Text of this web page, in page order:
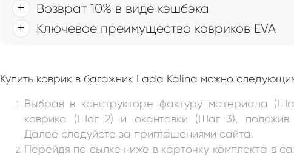
Возврат 10% в виде кэшбэка
Ключевое преимущество ковриков EVA
Купить коврик в багажник Lada Kalina можно
Выбрав в конструкторе фактуру материала
коврика (Шаг-2) и окантовки (Шаг-3), положив
Далее следуйсте за приглашениями сайта.
Перейдя по сылке ниже в карточку комплекта в